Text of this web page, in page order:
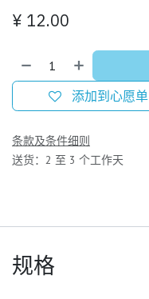
¥ 12.00
添加到心愿单
条款及条件细则
送货：2 至 3 个工作天
规格